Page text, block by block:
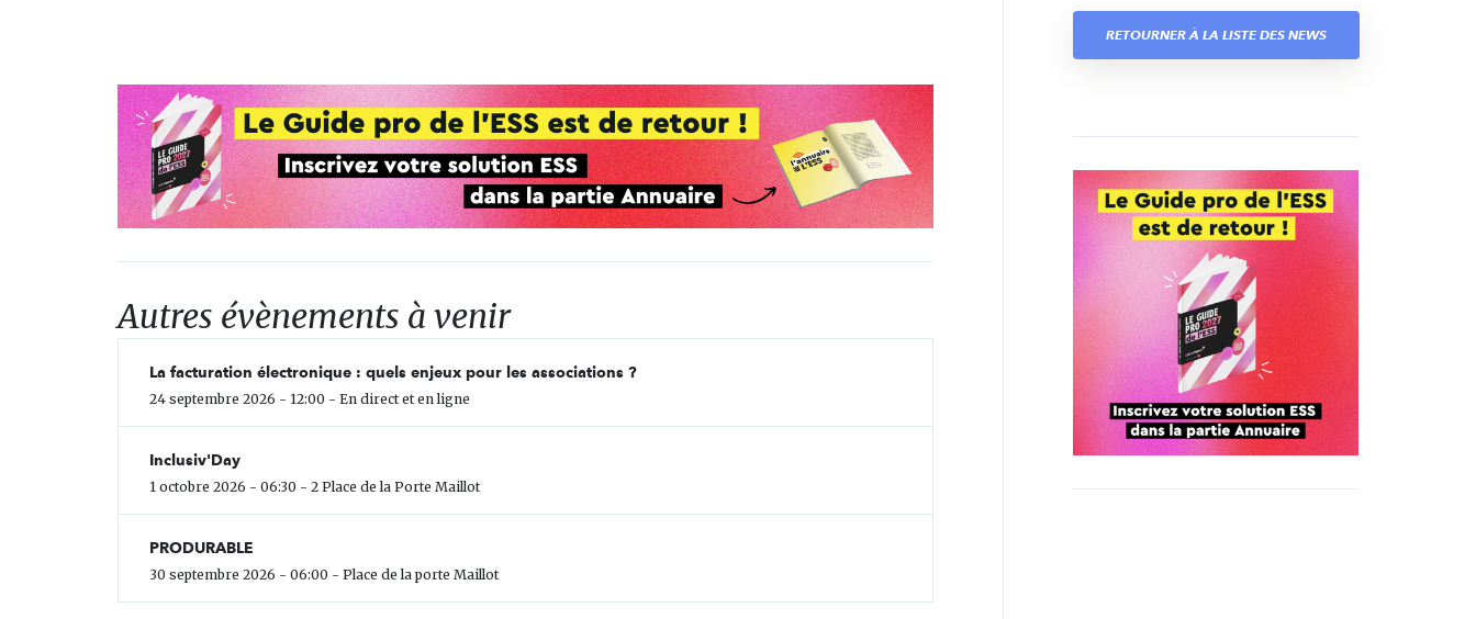
Autres évènements à venir
La facturation électronique : quels enjeux pour les associations ?
24 septembre 2026 - 12:00 - En direct et en ligne
Inclusiv'Day
1 octobre 2026 - 06:30 - 2 Place de la Porte Maillot
PRODURABLE
30 septembre 2026 - 06:00 - Place de la porte Maillot
RETOURNER À LA LISTE DES NEWS